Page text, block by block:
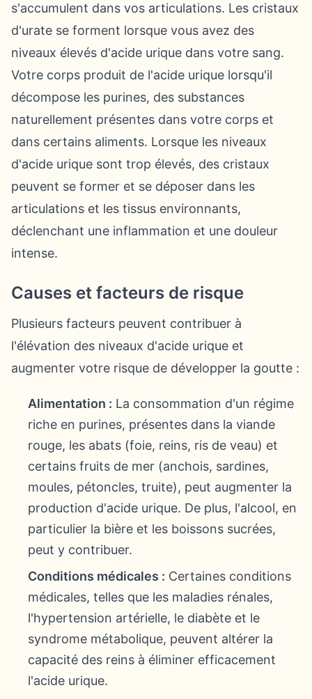
s'accumulent dans vos articulations. Les cristaux
d'urate se forment lorsque vous avez des
niveaux élevés d'acide urique dans votre sang.
Votre corps produit de l'acide urique lorsqu'il
décompose les purines, des substances
naturellement présentes dans votre corps et
dans certains aliments. Lorsque les niveaux
d'acide urique sont trop élevés, des cristaux
peuvent se former et se déposer dans les
articulations et les tissus environnants,
déclenchant une inflammation et une douleur
intense.
Causes et facteurs de risque
Plusieurs facteurs peuvent contribuer à
l'élévation des niveaux d'acide urique et
augmenter votre risque de développer la goutte :
Alimentation : La consommation d'un régime
riche en purines, présentes dans la viande
rouge, les abats (foie, reins, ris de veau) et
certains fruits de mer (anchois, sardines,
moules, pétoncles, truite), peut augmenter la
production d'acide urique. De plus, l'alcool, en
particulier la bière et les boissons sucrées,
peut y contribuer.
Conditions médicales : Certaines conditions
médicales, telles que les maladies rénales,
l'hypertension artérielle, le diabète et le
syndrome métabolique, peuvent altérer la
capacité des reins à éliminer efficacement
l'acide urique.